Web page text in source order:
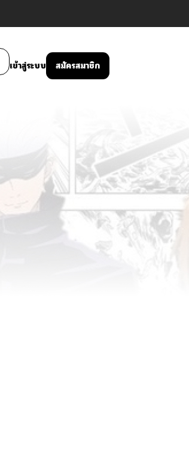
เข้าสู่ระบบ สมัครสมาชิก